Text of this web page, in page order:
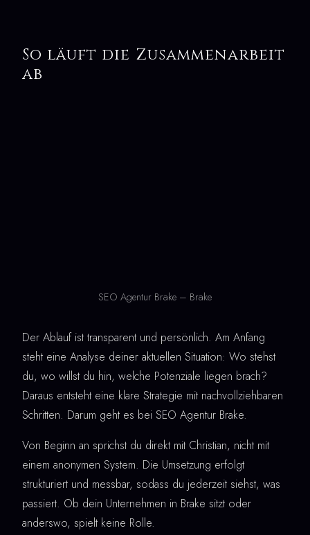
So läuft die Zusammenarbeit
ab
SEO Agentur Brake – Brake
Der Ablauf ist transparent und persönlich. Am Anfang
steht eine Analyse deiner aktuellen Situation: Wo stehst
du, wo willst du hin, welche Potenziale liegen brach?
Daraus entsteht eine klare Strategie mit nachvollziehbaren
Schritten. Darum geht es bei SEO Agentur Brake.
Von Beginn an sprichst du direkt mit Christian, nicht mit
einem anonymen System. Die Umsetzung erfolgt
strukturiert und messbar, sodass du jederzeit siehst, was
passiert. Ob dein Unternehmen in Brake sitzt oder
anderswo, spielt keine Rolle.